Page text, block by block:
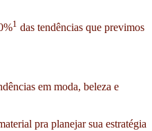
1 das tendências que previmos
em moda, beleza e
pra planejar sua estratégia